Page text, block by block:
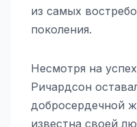
из самых
поколения.
Несмотря на
Ричардсон
добросердечной
известна своей